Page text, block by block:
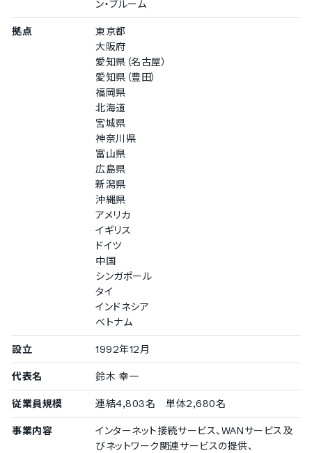
ン・ブルーム
拠点
東京都
大阪府
愛知県（名古屋）
愛知県（豊田）
福岡県
北海道
宮城県
神奈川県
富山県
広島県
新潟県
沖縄県
アメリカ
イギリス
ドイツ
中国
シンガポール
タイ
インドネシア
ベトナム
設立 1992年12月
代表名 鈴木 幸一
従業員規模 連結4,803名 単体2,680名
事業内容
インターネット接続サービス、WANサービス及
びネットワーク関連サービスの提供、